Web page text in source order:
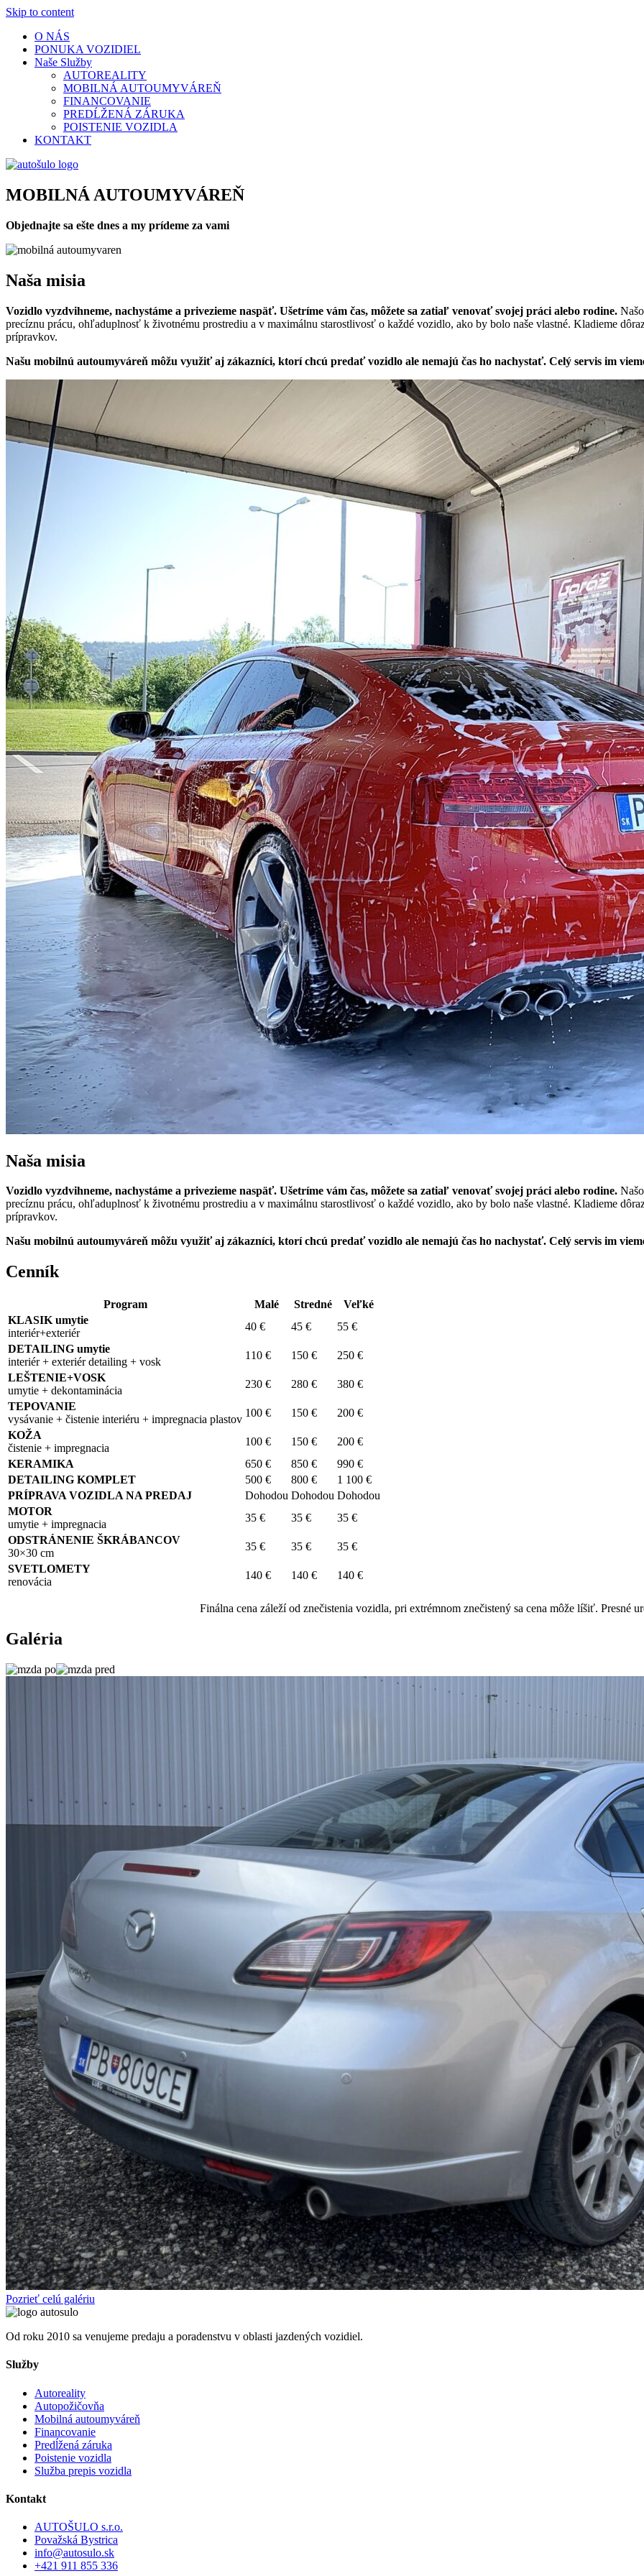
Skip to content
O NÁS
PONUKA VOZIDIEL
Naše Služby
AUTOREALITY
MOBILNÁ AUTOUMYVÁREŇ
FINANCOVANIE
PREDĹŽENÁ ZÁRUKA
POISTENIE VOZIDLA
KONTAKT
MOBILNÁ AUTOUMYVÁREŇ
Objednajte sa ešte dnes a my prídeme za vami
Naša misia
Vozidlo vyzdvihneme, nachystáme a privezieme naspäť. Ušetríme vám čas, môžete sa zatiaľ venovať svojej práci alebo rodine.
precíznu prácu, ohľaduplnosť k životnému prostrediu a v maximálnu starostlivosť o každé vozidlo, ako by bolo naše vlastné. Kladieme
prípravkov.
Našu mobilnú autoumyváreň môžu využiť aj zákazníci, ktorí chcú predať vozidlo ale nemajú čas ho nachystať. Celý servis im
Naša misia
Vozidlo vyzdvihneme, nachystáme a privezieme naspäť. Ušetríme vám čas, môžete sa zatiaľ venovať svojej práci alebo rodine.
precíznu prácu, ohľaduplnosť k životnému prostrediu a v maximálnu starostlivosť o každé vozidlo, ako by bolo naše vlastné. Kladieme
prípravkov.
Našu mobilnú autoumyváreň môžu využiť aj zákazníci, ktorí chcú predať vozidlo ale nemajú čas ho nachystať. Celý servis im
Cenník
Program Malé Stredné
Veľké
KLASIK umytie
interiér+exteriér
40 € 45 €
55 €
DETAILING umytie
interiér + exteriér detailing + vosk
110 € 150 €
250 €
LEŠTENIE+VOSK
umytiе + dekontaminácia
230 € 280 €
380 €
TEPOVANIE
vysávanie + čistenie interiéru + impregnacia plastov
100 € 150 €
200 €
KOŽA
čistenie + impregnacia
100 € 150 €
200 €
KERAMIKA
650 € 850 €
990 €
DETAILING KOMPLET
500 € 800 €
1 100 €
PRÍPRAVA VOZIDLA NA PREDAJ
Dohodou Dohodou Dohodou
MOTOR
umytie + impregnacia
35 € 35 €
35 €
ODSTRÁNENIE ŠKRÁBANCOV
30×30 cm
35 € 35 €
35 €
SVETLOMETY
renovácia
140 € 140 € 140 €
Finálna cena záleží od znečistenia vozidla, pri extrémnom znečistený sa cena môže líšiť. Presné
Galéria
Pozrieť celú galériu
Od roku 2010 sa venujeme predaju a poradenstvu v oblasti jazdených vozidiel.
Služby
Autoreality
Autopožičovňa
Mobilná autoumyváreň
Financovanie
Predĺžená záruka
Poistenie vozidla
Služba prepis vozidla
Kontakt
AUTOŠULO s.r.o.
Považská Bystrica
info@autosulo.sk
+421 911 855 336